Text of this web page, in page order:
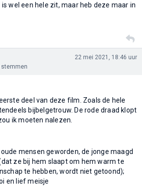
wel een hele zit, maar heb deze maar in
stemmen
22 mei 2021, 18:46 uur
deel van deze film. Zoals de hele
bijbelgetrouw. De rode draad klopt
ik moeten nalezen.
mensen geworden, de jonge maagd
ze bij hem slaapt om hem warm te
te hebben, wordt niet getoond);
en lief meisje